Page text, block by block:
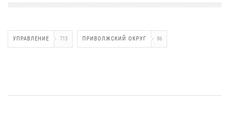
УПРАВЛЕНИЕ 713 ПРИВОЛЖСКИЙ ОКРУГ 86